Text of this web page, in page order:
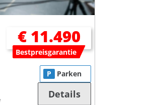
€ 11.490
Bestpreisgarantie
P Parken
Details